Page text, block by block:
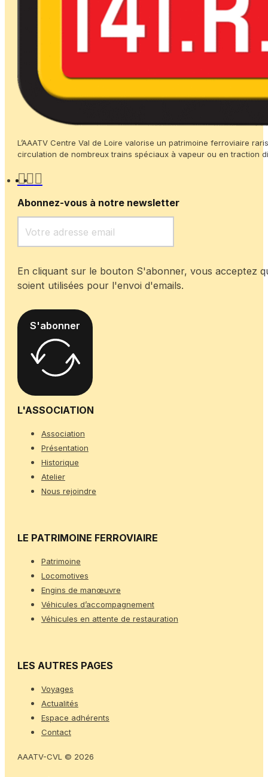
L’AAATV Centre Val de Loire valorise un patrimoine ferroviaire
circulation de nombreux trains spéciaux à vapeur ou en traction
Abonnez-vous à notre newsletter
En cliquant sur le bouton S'abonner, vous acceptez
soient utilisées pour l'envoi d'emails.
S'abonner
L'ASSOCIATION
Association
Présentation
Historique
Atelier
Nous rejoindre
LE PATRIMOINE FERROVIAIRE
Patrimoine
Locomotives
Engins de manœuvre
Véhicules d’accompagnement
Véhicules en attente de restauration
LES AUTRES PAGES
Voyages
Actualités
Espace adhérents
Contact
AAATV-CVL © 2026